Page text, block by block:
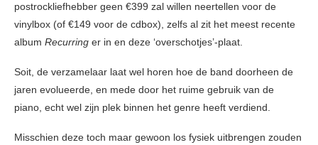
postrockliefhebber geen €399 zal willen neertellen voor de
vinylbox (of €149 voor de cdbox), zelfs al zit het meest recente
album Recurring er in en deze ‘overschotjes’-plaat.
Soit, de verzamelaar laat wel horen hoe de band doorheen de
jaren evolueerde, en mede door het ruime gebruik van de
piano, echt wel zijn plek binnen het genre heeft verdiend.
Misschien deze toch maar gewoon los fysiek uitbrengen zouden